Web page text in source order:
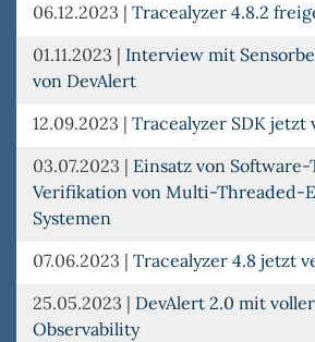
06.12.2023 | Tracealyzer 4.8.2
01.11.2023 | Interview mit
von DevAlert
12.09.2023 | Tracealyzer SDK jetzt
03.07.2023 | Einsatz von
Verifikation von Multi-Threaded-
Systemen
07.06.2023 | Tracealyzer 4.8 jetzt
25.05.2023 | DevAlert 2.0 mit
Observability